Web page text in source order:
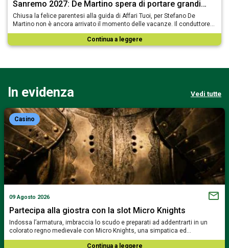
Sanremo 2027: De Martino spera di portare grandi…
Chiusa la felice parentesi alla guida di Affari Tuoi, per Stefano De
Martino non è ancora arrivato il momento delle vacanze. Il conduttore…
Continua a leggere
In evidenza Vedi tutte
Casino
09 Agosto 2026
Partecipa alla giostra con la slot Micro Knights
Indossa l’armatura, imbraccia lo scudo e preparati ad addentrarti in un
colorato regno medievale con Micro Knights, una simpatica ed…
Continua a leggere